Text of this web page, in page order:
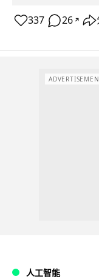
337 26 ↗
人工智能